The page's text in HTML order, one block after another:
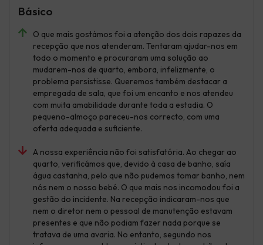
O que mais gostámos foi a atenção dos dois rapazes da
recepção que nos atenderam. Tentaram ajudar-nos em
todo o momento e procuraram uma solução ao
mudarem-nos de quarto, embora, infelizmente, o
problema persistisse. Queremos também destacar a
empregada de sala, que foi um encanto e nos atendeu
com muita amabilidade durante toda a estadia. O
pequeno-almoço pareceu-nos correcto, com uma
oferta adequada e suficiente.
A nossa experiência não foi satisfatória. Ao chegar ao
quarto, verificámos que, devido à casa de banho, saía
água castanha, pelo que não pudemos tomar banho, nem
nós nem o nosso bebé. O que mais nos incomodou foi a
gestão do incidente. Na recepção indicaram-nos que
nem o diretor nem o pessoal de manutenção estavam
presentes e que não podiam fazer nada porque se
tratava de uma avaria. No entanto, segundo nos
Básico